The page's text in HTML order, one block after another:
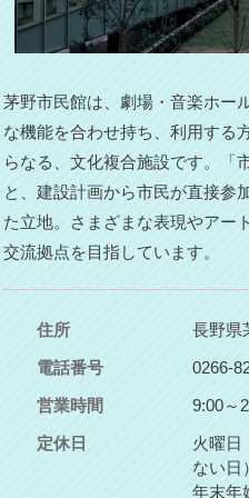
茅野市民館は、劇場・音楽ホー
な機能を合わせ持ち、利用する
らなる、文化複合施設です。「
と、建設計画から市民が直接参
た立地。さまざまな表現やアー
交流拠点を目指しています。
住所
長野県
電話番号
0266-
営業時間
9:00～
定休日
火曜日
ない日
年末年